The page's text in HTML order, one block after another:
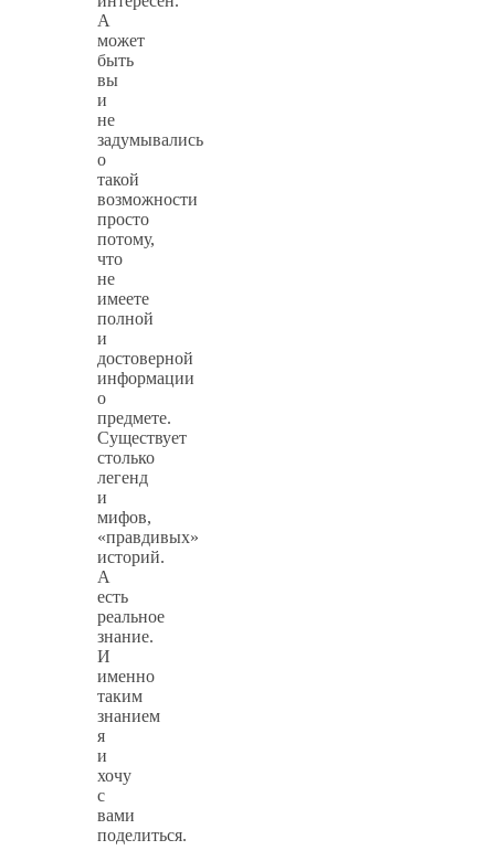
А
может
быть
вы
и
не
задумывались
о
такой
возможности
просто
потому,
что
не
имеете
полной
и
достоверной
информации
о
предмете.
Существует
столько
легенд
и
мифов,
«правдивых»
историй.
А
есть
реальное
знание.
И
именно
таким
знанием
я
и
хочу
с
вами
поделиться.